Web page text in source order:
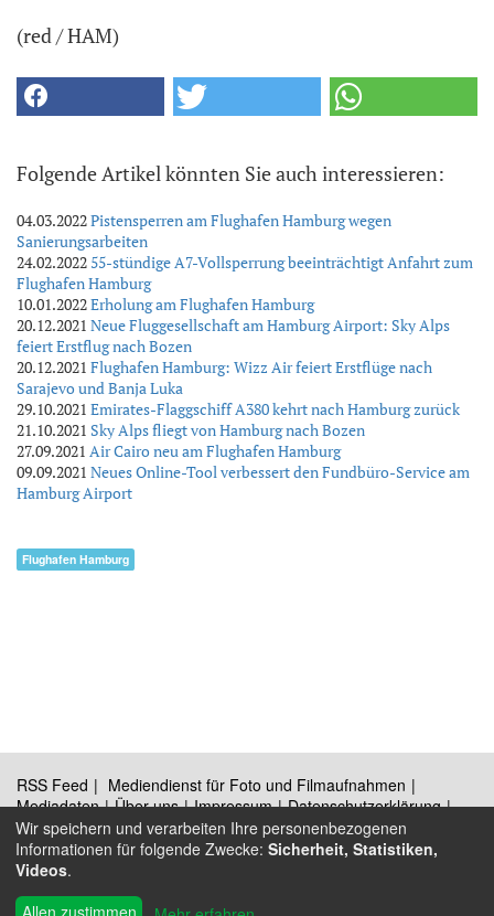
(red / HAM)
Folgende Artikel könnten Sie auch interessieren:
04.03.2022Pistensperren am Flughafen Hamburg wegen
Sanierungsarbeiten
24.02.2022 55-stündige A7-Vollsperrung beeinträchtigt Anfahrt zum
Flughafen Hamburg
10.01.2022Erholung am Flughafen Hamburg
20.12.2021 Neue Fluggesellschaft am Hamburg Airport: Sky Alps
feiert Erstflug nach Bozen
20.12.2021 Flughafen Hamburg: Wizz Air feiert Erstflüge nach
Sarajevo und Banja Luka
29.10.2021 Emirates-Flaggschiff A380 kehrt nach Hamburg zurück
21.10.2021 Sky Alps fliegt von Hamburg nach Bozen
27.09.2021 Air Cairo neu am Flughafen Hamburg
09.09.2021 Neues Online-Tool verbessert den Fundbüro-Service am
Hamburg Airport
Flughafen Hamburg
RSS Feed
Mediendienst für Foto und Filmaufnahmen
Mediadaten
Über uns Impressum
Datenschutzerklärung
Kontakt
© 2009 - 2026 Austrian Wings
Wir speichern und verarbeiten Ihre personenbezogenen
Informationen für folgende Zwecke: Sicherheit, Statistiken,
Videos.